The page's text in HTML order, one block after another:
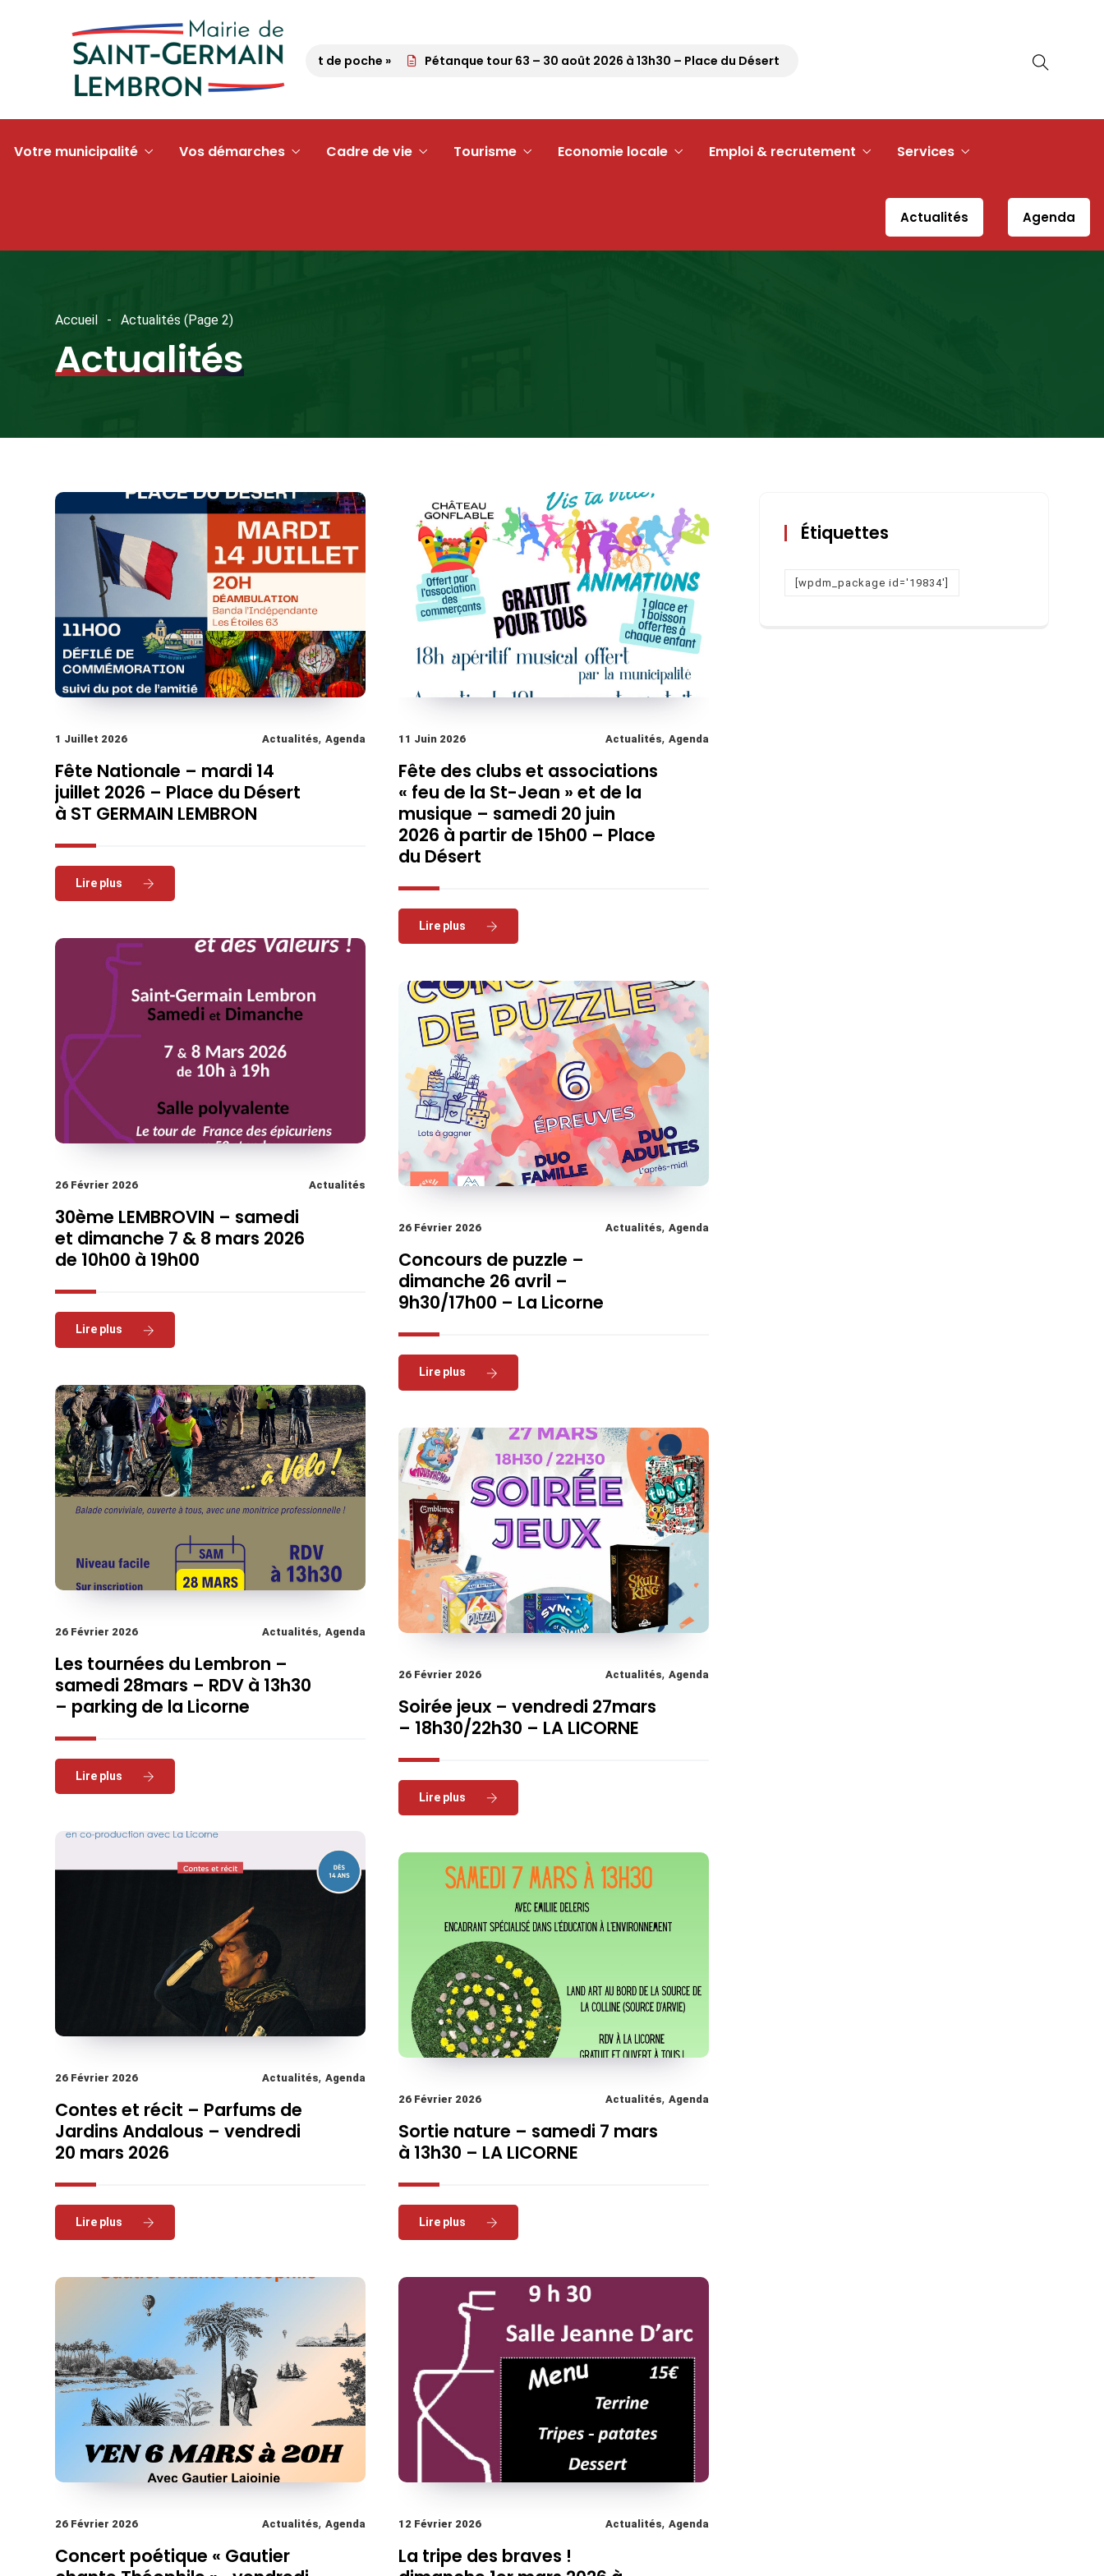
Opération « argent de poche » Pétanque tour 63 – 30 août 2026 à 13h30 – Place du Désert Pique-nique Républicain – 30 août 2026 à 11h30 –
Votre municipalité Vos démarches Cadre de vie Tourisme Economie locale Emploi & recrutement Services
Actualités Agenda
Accueil Actualités (Page 2)
Actualités
1 Juillet 2026 Actualités, Agenda
Fête Nationale – mardi 14
juillet 2026 – Place du Désert
à ST GERMAIN LEMBRON
Read More
11 Juin 2026 Actualités, Agenda
Fête des clubs et associations
« feu de la St-Jean » et de la
musique – samedi 20 juin
2026 à partir de 15h00 – Place
du Désert
Read More
26 Février 2026 Actualités
30ème LEMBROVIN – samedi
et dimanche 7 & 8 mars 2026
de 10h00 à 19h00
Read More
26 Février 2026 Actualités, Agenda
Concours de puzzle –
dimanche 26 avril –
9h30/17h00 – La Licorne
Read More
26 Février 2026 Actualités, Agenda
Les tournées du Lembron –
samedi 28mars – RDV à 13h30
– parking de la Licorne
Read More
26 Février 2026 Actualités, Agenda
Soirée jeux – vendredi 27mars
– 18h30/22h30 – LA LICORNE
Read More
26 Février 2026 Actualités, Agenda
Contes et récit – Parfums de
Jardins Andalous – vendredi
20 mars 2026
Read More
26 Février 2026 Actualités, Agenda
Sortie nature – samedi 7 mars
à 13h30 – LA LICORNE
Read More
26 Février 2026 Actualités, Agenda
Concert poétique « Gautier
12 Février 2026 Actualités, Agenda
La tripe des braves !
Étiquettes
[wpdm_package id='19834']